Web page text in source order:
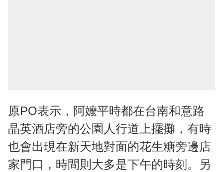
原PO表示，阿嬤平時都在台南和意路
晶英酒店旁的公園人行道上擺攤，有時
也會出現在新天地對面的花生糖旁邊店
家門口，時間則大多是下午的時刻。另